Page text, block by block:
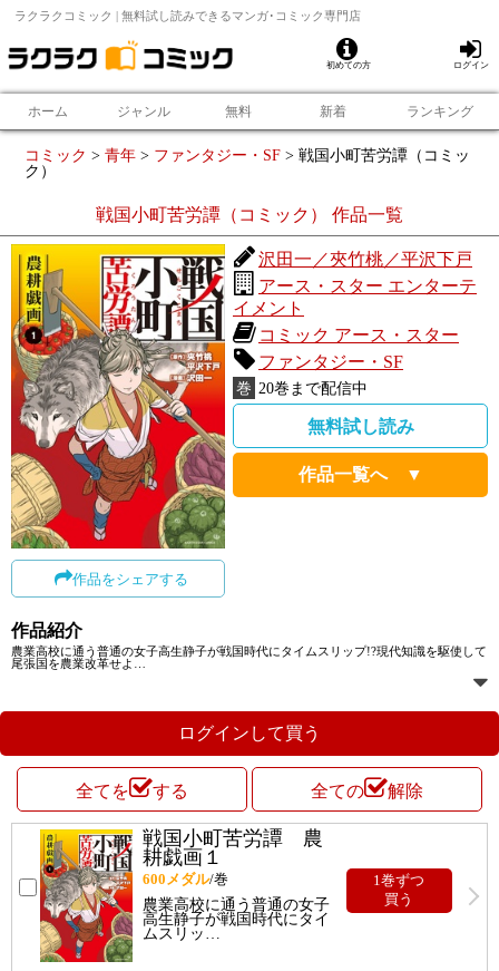
ラクラクコミック | 無料試し読みできるマンガ･コミック専門店
初めての方 ログイン
ホーム ジャンル 無料 新着 ランキング
コミック >青年 > ファンタジー・SF >戦国小町苦労譚（コミッ
ク）
戦国小町苦労譚（コミック） 作品一覧
作品をシェアする
沢田一／夾竹桃／平沢下戸
アース・スター エンターテ
イメント
コミック アース・スター
ファンタジー・SF
巻 20巻まで配信中
無料試し読み
作品一覧へ ▼
作品紹介
農業高校に通う普通の女子高生静子が戦国時代にタイムスリップ!?現代知識を駆使して
尾張国を農業改革せよ
ログインして買う
全てを する 全ての 解除
戦国小町苦労譚 農
耕戯画１
600メダル/巻
農業高校に通う普通の女子
高生静子が戦国時代にタイ
ムスリッ
1巻ずつ
買う